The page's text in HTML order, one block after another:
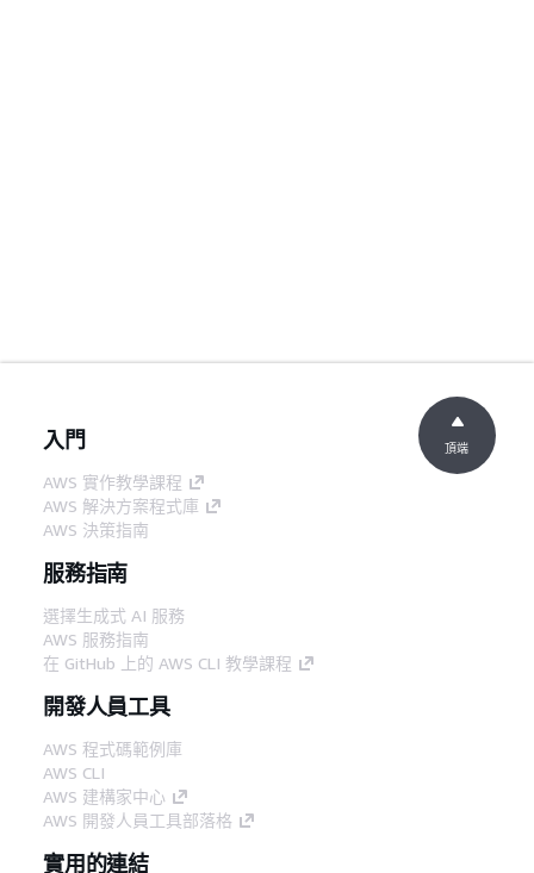
入門
AWS 實作教學課程
AWS 解決方案程式庫
AWS 決策指南
服務指南
選擇生成式 AI 服務
AWS 服務指南
在 GitHub 上的 AWS CLI 教學課程
開發人員工具
AWS 程式碼範例庫
AWS CLI
AWS 建構家中心
AWS 開發人員工具部落格
實用的連結
頂端